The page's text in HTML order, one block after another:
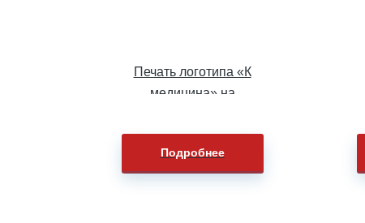
Печать логотипа «К
медицина» на
Подробнее